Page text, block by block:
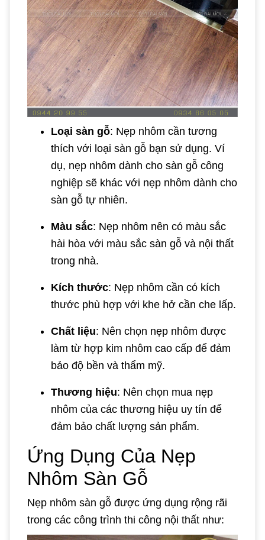
Loại sàn gỗ: Nẹp nhôm cần tương
thích với loại sàn gỗ bạn sử dụng. Ví
dụ, nẹp nhôm dành cho sàn gỗ công
nghiệp sẽ khác với nẹp nhôm dành cho
sàn gỗ tự nhiên.
Màu sắc: Nẹp nhôm nên có màu sắc
hài hòa với màu sắc sàn gỗ và nội thất
trong nhà.
Kích thước: Nẹp nhôm cần có kích
thước phù hợp với khe hở cần che lấp.
Chất liệu: Nên chọn nẹp nhôm được
làm từ hợp kim nhôm cao cấp để đảm
bảo độ bền và thẩm mỹ.
Thương hiệu: Nên chọn mua nẹp
nhôm của các thương hiệu uy tín để
đảm bảo chất lượng sản phẩm.
Ứng Dụng Của Nẹp
Nhôm Sàn Gỗ
Nẹp nhôm sàn gỗ được ứng dụng rộng rãi
trong các công trình thi công nội thất như: